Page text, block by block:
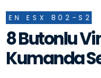
EN ESX 802-S2
8 Butonlu
Kumanda